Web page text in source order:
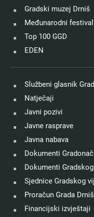
Gradski muzej Drniš
Međunarodni
Top 100 GGD
EDEN
Službeni glasnik
Natječaji
Javni pozivi
Javne rasprave
Javna nabava
Dokumenti
Dokumenti
Sjednice Gradskog
Proračun Grada
Financijski izvještaji